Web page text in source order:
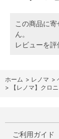
この商品に
ん。
レビューを
ホーム > レノマ >
>
【レノマ】クロ
ご利用ガイド